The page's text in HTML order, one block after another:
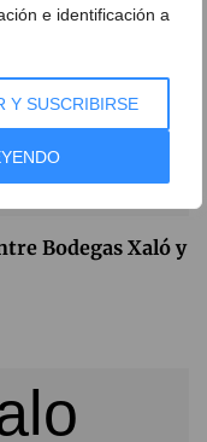
e identificación a
Y SUSCRIBIRSE
Bodegas Xaló y